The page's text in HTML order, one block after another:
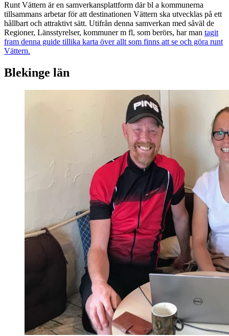
Runt Vättern är en samverkansplattform där bl a kommunerna
tillsammans arbetar för att destinationen Vättern ska utvecklas på ett
hållbart och attraktivt sätt. Utifrån denna samverkan med såväl de
Regioner, Länsstyrelser, kommuner m fl, som berörs, har man tagit
fram denna guide tillika karta över allt som finns att se och göra runt
Vättern.
Blekinge län